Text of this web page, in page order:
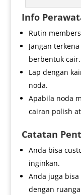
Info
Rutin
Jangan
berbentuk cair.
Lap dengan
noda.
Apabila noda
cairan polish
Catatan
Anda bisa
inginkan.
Anda juga
dengan